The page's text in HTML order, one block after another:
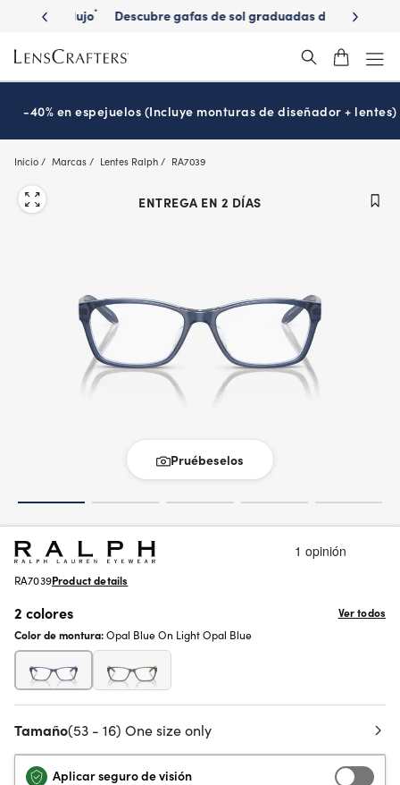
main
content
de lujo
Descubre gafas de sol graduadas de
-40% en espejuelos (Incluye monturas de diseñador + lentes)
Inicio Marcas Lentes Ralph RA7039
ENTREGA EN 2 DÍAS
Pruébeselos
RA7039Product details
2 colores
Ver todos
Color de montura:Opal Blue On Light Opal Blue
Tamaño(53 - 16) One size only
Aplicar seguro de visión